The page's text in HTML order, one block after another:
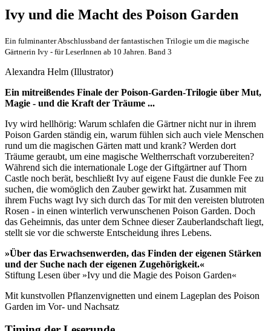
Ivy und die Macht des Poison Garden
Ein fulminanter Abschlussband der fantastischen Trilogie um die magische
Gärtnerin Ivy - für LeserInnen ab 10 Jahren. Band 3
Alexandra Helm (Illustrator)
Ein mitreißendes Finale der Poison-Garden-Trilogie über Mut,
Magie - und die Kraft der Träume ...
Ivy wird hellhörig: Warum schlafen die Gärtner nicht nur in ihrem
Poison Garden ständig ein, warum fühlen sich auch viele Menschen
rund um die magischen Gärten matt und krank? Werden dort
Träume geraubt, um eine magische Weltherrschaft vorzubereiten?
Während sich die internationale Loge der Giftgärtner auf Thorn
Castle noch berät, beschließt Ivy auf eigene Faust die dunkle Fee zu
suchen, die womöglich den Zauber gewirkt hat. Zusammen mit
ihrem Fuchs wagt Ivy sich durch das Tor mit den vereisten blutroten
Rosen - in einen winterlich verwunschenen Poison Garden. Doch
das Geheimnis, das unter dem Schnee dieser Zauberlandschaft liegt,
stellt sie vor die schwerste Entscheidung ihres Lebens.
»Über das Erwachsenwerden, das Finden der eigenen Stärken
und der Suche nach der eigenen Zugehörigkeit.«
Stiftung Lesen über »Ivy und die Magie des Poison Garden«
Mit kunstvollen Pflanzenvignetten und einem Lageplan des Poison
Garden im Vor- und Nachsatz